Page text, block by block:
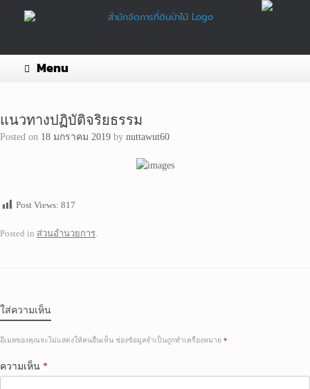
Menu
แนวทางปฏิบัติจริยธรรม
Posted on 18 มกราคม 2019 by nuttawut60
Post Views: 817
Posted in ส่วนอำนวยการ
ใส่ความเห็น
อีเมลของคุณจะไม่แสดงให้คนอื่นเห็น ช่องข้อมูลจำเป็นถูกทำเครื่องหมาย *
ความเห็น *